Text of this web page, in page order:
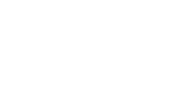
・簡易生命保険・第１巻